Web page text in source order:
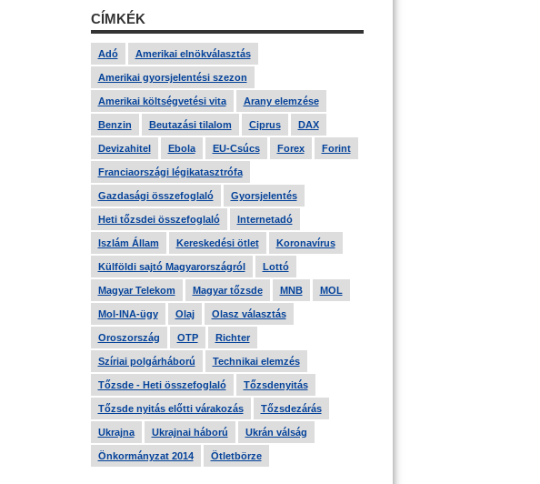
CÍMKÉK
Adó Amerikai elnökválasztás
Amerikai gyorsjelentési szezon
Amerikai költségvetési vita Arany elemzése
Benzin Beutazási tilalom Ciprus DAX
Devizahitel Ebola EU-Csúcs Forex Forint
Franciaországi légikatasztrófa
Gazdasági összefoglaló Gyorsjelentés
Heti tőzsdei összefoglaló Internetadó
Iszlám Állam Kereskedési ötlet Koronavírus
Külföldi sajtó Magyarországról Lottó
Magyar Telekom Magyar tőzsde MNB MOL
Mol-INA-ügy Olaj Olasz választás
Oroszország OTP Richter
Szíriai polgárháború Technikai elemzés
Tőzsde - Heti összefoglaló Tőzsdenyitás
Tőzsde nyitás előtti várakozás Tőzsdezárás
Ukrajna Ukrajnai háború Ukrán válság
Önkormányzat 2014 Ötletbörze